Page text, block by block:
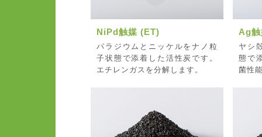
NiPd触媒 (ET)
パラジウムとニッケルをナノ粒
子状態で添着した活性炭です。
エチレンガスを分解します。
Ag
ヤシ
態で
菌性